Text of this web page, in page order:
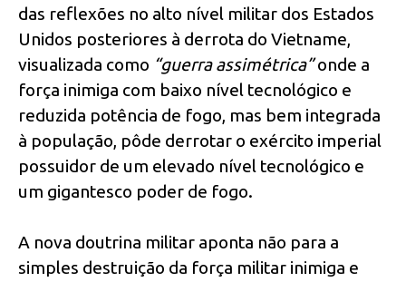
das reflexões no alto nível militar dos Estados
Unidos posteriores à derrota do Vietname,
visualizada como “guerra assimétrica”onde a
força inimiga com baixo nível tecnológico e
reduzida potência de fogo, mas bem integrada
à população, pôde derrotar o exército imperial
possuidor de um elevado nível tecnológico e
um gigantesco poder de fogo.
A nova doutrina militar aponta não para a
simples destruição da força militar inimiga e